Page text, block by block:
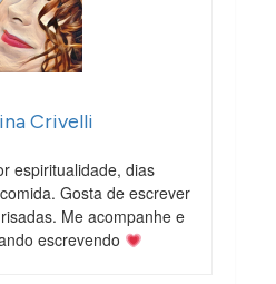
Crivelli
espiritualidade, dias
Gosta de escrever
Me acompanhe e
escrevendo